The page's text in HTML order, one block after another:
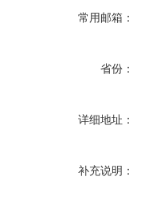
常用邮箱：
省份：
详细地址：
补充说明：